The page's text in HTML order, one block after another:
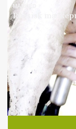
MARKED
Russisk